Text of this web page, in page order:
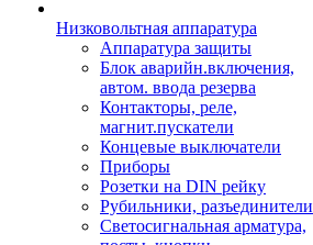
Низковольтная аппаратура
Аппаратура защиты
Блок аварийн.включения,
автом. ввода резерва
Контакторы, реле,
магнит.пускатели
Концевые выключатели
Приборы
Розетки на DIN рейку
Рубильники, разъединители
Светосигнальная арматура,